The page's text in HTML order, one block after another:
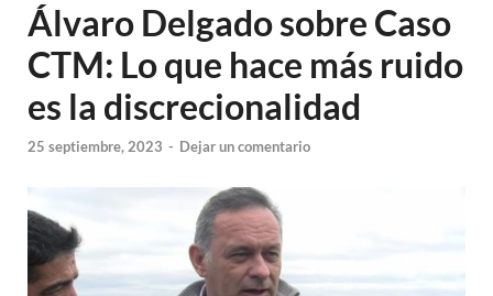
Álvaro Delgado sobre Caso
CTM: Lo que hace más ruido
es la discrecionalidad
25 septiembre, 2023 - Dejar un comentario